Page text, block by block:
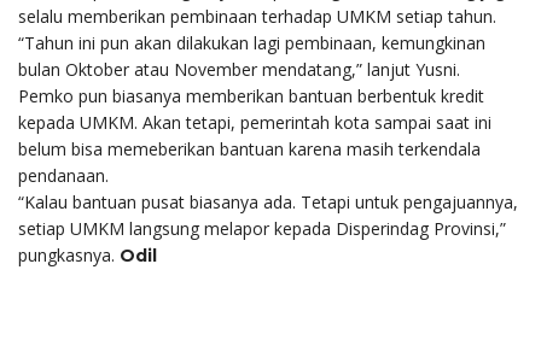
selalu memberikan pembinaan terhadap UMKM setiap tahun.
“Tahun ini pun akan dilakukan lagi pembinaan, kemungkinan
bulan Oktober atau November mendatang,” lanjut Yusni.
Pemko pun biasanya memberikan bantuan berbentuk kredit
kepada UMKM. Akan tetapi, pemerintah kota sampai saat ini
belum bisa memeberikan bantuan karena masih terkendala
pendanaan.
“Kalau bantuan pusat biasanya ada. Tetapi untuk pengajuannya,
setiap UMKM langsung melapor kepada Disperindag Provinsi,”
pungkasnya. Odil